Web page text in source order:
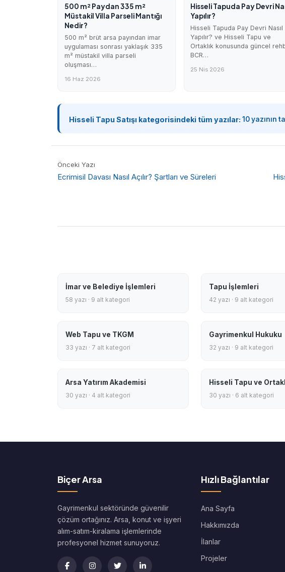
500 m² Paydan 335 m²
Müstakil Villa Parseli Mantığı
Nedir?
500 m² brüt arsa payından imar
uygulaması sonrası yaklaşık 335
m² müstakil villa parseli
oluşması…
16 Haz 2026
Hisseli Tapuda Pay Devri
Yapılır?
Hisseli Tapuda Pay Devri Nasıl
Yapılır? ve Hisseli Tapu ve
Ortaklık konusunda güncel
BCR…
25 Nis 2026
Hisseli Tapu Satışı kategorisindeki tüm yazılar:10 yazının
Önceki Yazı
Ecrimisil Davası Nasıl Açılır? Şartları ve Süreleri
İmar ve Belediye İşlemleri
58 yazı · 9 alt kategori
Tapu İşlemleri
42 yazı · 9 alt kategori
Web Tapu ve TKGM
33 yazı · 7 alt kategori
Gayrimenkul Hukuku
32 yazı · 9 alt kategori
Arsa Yatırım Akademisi
30 yazı · 4 alt kategori
Hisseli Tapu ve
30 yazı · 6 alt kategori
Biçer Arsa
Gayrimenkul sektöründe güvenilir
çözüm ortağınız. Arsa, konut ve işyeri
alım-satım-kiralama işlemlerinde
profesyonel hizmet sunuyoruz.
Hızlı Bağlantılar
Ana Sayfa
Hakkımızda
İlanlar
Projeler